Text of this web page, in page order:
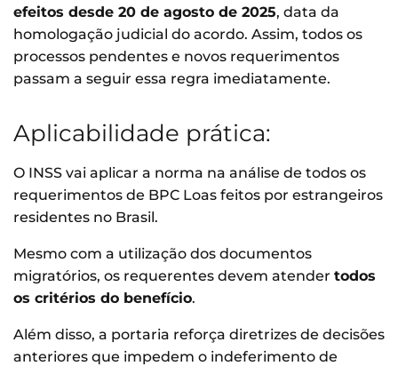
efeitos desde 20 de agosto de 2025, data da
homologação judicial do acordo. Assim, todos os
processos pendentes e novos requerimentos
passam a seguir essa regra imediatamente.
Aplicabilidade prática:
O INSS vai aplicar a norma na análise de todos os
requerimentos de BPC Loas feitos por estrangeiros
residentes no Brasil.
Mesmo com a utilização dos documentos
migratórios, os requerentes devem atender todos
os critérios do benefício.
Além disso, a portaria reforça diretrizes de decisões
anteriores que impedem o indeferimento de